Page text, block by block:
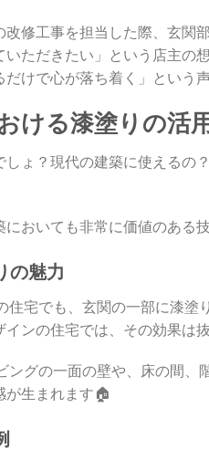
改修工事を担当した際、玄関
ただきたい」という店主の
だけで心が落ち着く」という
ける漆塗りの活
しょ？現代の建築に使える
おいても非常に価値のある
の魅力
住宅でも、玄関の一部に漆塗
ンの住宅では、その効果は
ングの一面の壁や、床の間、
が生まれます🏠